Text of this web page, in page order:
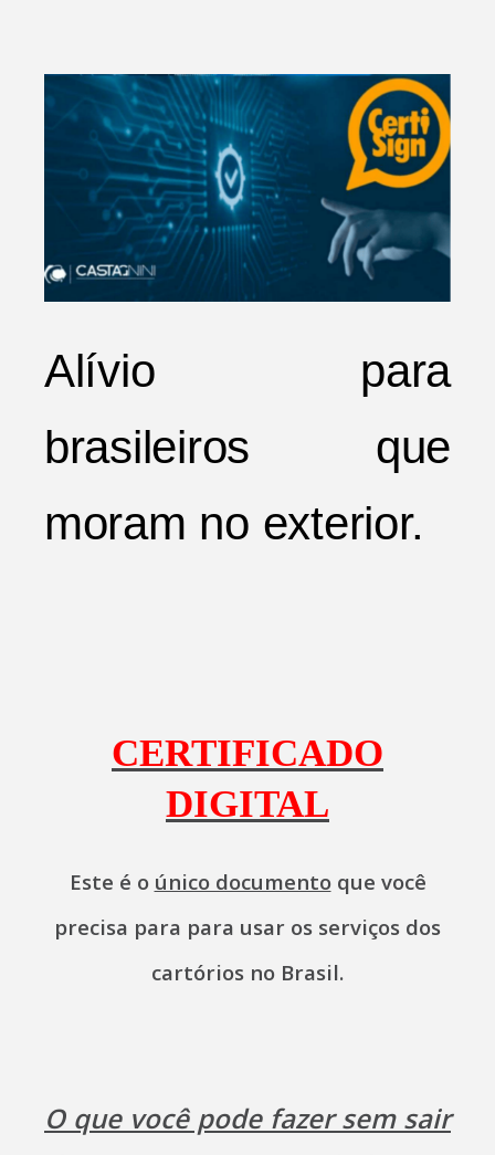
Alívio para
brasileiros que
moram no exterior.
CERTIFICADO
DIGITAL
Este é o único documentoque você
precisa para para usar os serviços dos
cartórios no Brasil.
O que você pode fazer sem sair